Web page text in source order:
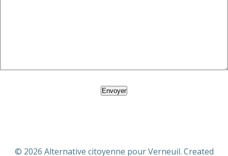
Envoyer
© 2026 Alternative citoyenne pour Verneuil. Created